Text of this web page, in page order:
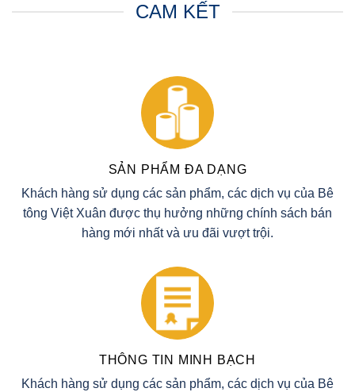
CAM KẾT
SẢN PHẨM ĐA DẠNG
Khách hàng sử dụng các sản phẩm, các dịch vụ của Bê
tông Việt Xuân được thụ hưởng những chính sách bán
hàng mới nhất và ưu đãi vượt trội.
THÔNG TIN MINH BẠCH
Khách hàng sử dụng các sản phẩm, các dịch vụ của Bê